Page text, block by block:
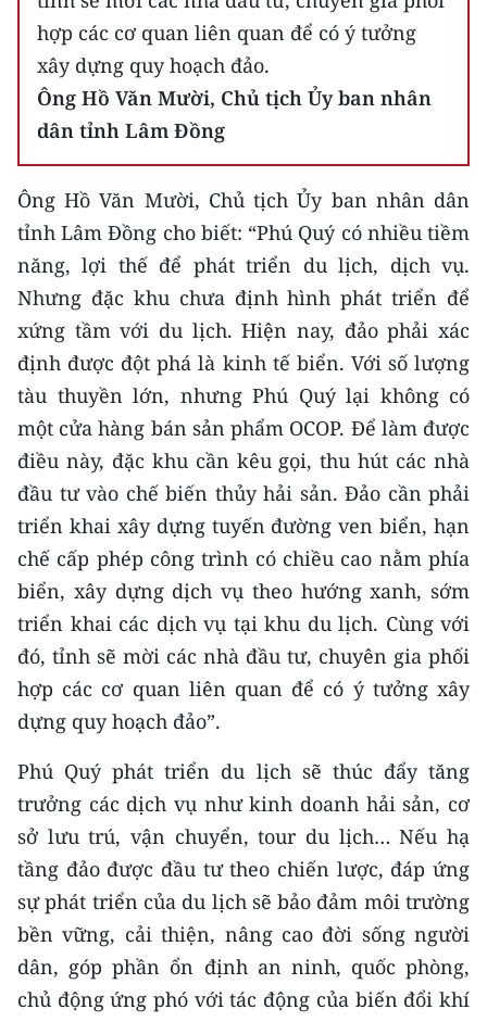
hợp các cơ quan liên quan để có ý tưởng
xây dựng quy hoạch đảo.
Ông Hồ Văn Mười, Chủ tịch Ủy ban nhân
dân tỉnh Lâm Đồng
Ông Hồ Văn Mười, Chủ tịch Ủy ban nhân dân
tỉnh Lâm Đồng cho biết: “Phú Quý có nhiều tiềm
năng, lợi thế để phát triển du lịch, dịch vụ.
Nhưng đặc khu chưa định hình phát triển để
xứng tầm với du lịch. Hiện nay, đảo phải xác
định được đột phá là kinh tế biển. Với số lượng
tàu thuyền lớn, nhưng Phú Quý lại không có
một cửa hàng bán sản phẩm OCOP. Để làm được
điều này, đặc khu cần kêu gọi, thu hút các nhà
đầu tư vào chế biến thủy hải sản. Đảo cần phải
triển khai xây dựng tuyến đường ven biển, hạn
chế cấp phép công trình có chiều cao nằm phía
biển, xây dựng dịch vụ theo hướng xanh, sớm
triển khai các dịch vụ tại khu du lịch. Cùng với
đó, tỉnh sẽ mời các nhà đầu tư, chuyên gia phối
hợp các cơ quan liên quan để có ý tưởng xây
dựng quy hoạch đảo”.
Phú Quý phát triển du lịch sẽ thúc đẩy tăng
trưởng các dịch vụ như kinh doanh hải sản, cơ
sở lưu trú, vận chuyển, tour du lịch… Nếu hạ
tầng đảo được đầu tư theo chiến lược, đáp ứng
sự phát triển của du lịch sẽ bảo đảm môi trường
bền vững, cải thiện, nâng cao đời sống người
dân, góp phần ổn định an ninh, quốc phòng,
chủ động ứng phó với tác động của biến đổi khí